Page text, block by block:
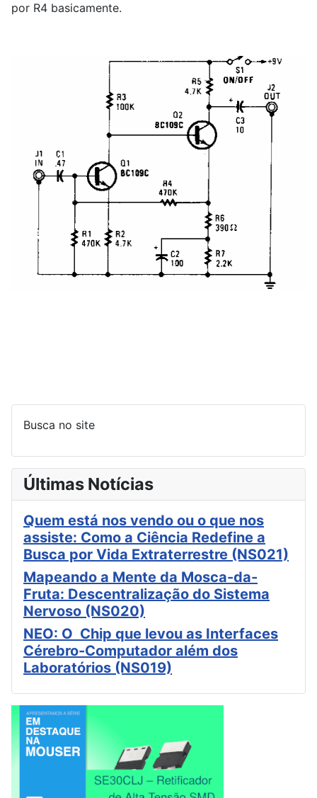
por R4 basicamente.
Busca no site
Últimas Notícias
Quem está nos vendo ou o que nos
assiste: Como a Ciência Redefine a
Busca por Vida Extraterrestre (NS021)
Mapeando a Mente da Mosca-da-
Fruta: Descentralização do Sistema
Nervoso (NS020)
NEO: O Chip que levou as Interfaces
Cérebro-Computador além dos
Laboratórios (NS019)